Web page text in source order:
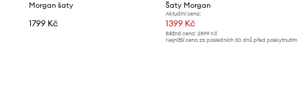
Morgan šaty
1799 Kč
Šaty Morgan
Aktuální cena:
1399 Kč
Běžná cena:2899 Kč
Nejnižší cena za posledních 30 dnů před poskytnutím